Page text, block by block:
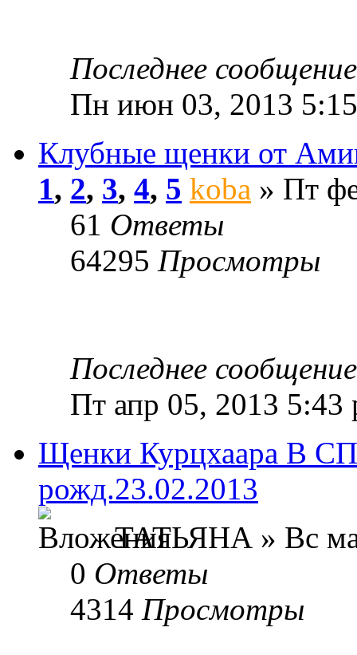
Последнее
Пн июн 03, 2013
Клубные щенки от
1, 2, 3, 4, 5 koba » Пт
61 Ответы
64295 Просмотры
Последнее
Пт апр 05, 2013 5:43
Щенки Курцхаара В
рожд.23.02.2013
ТАТЬЯНА » Вс
0 Ответы
4314 Просмотры